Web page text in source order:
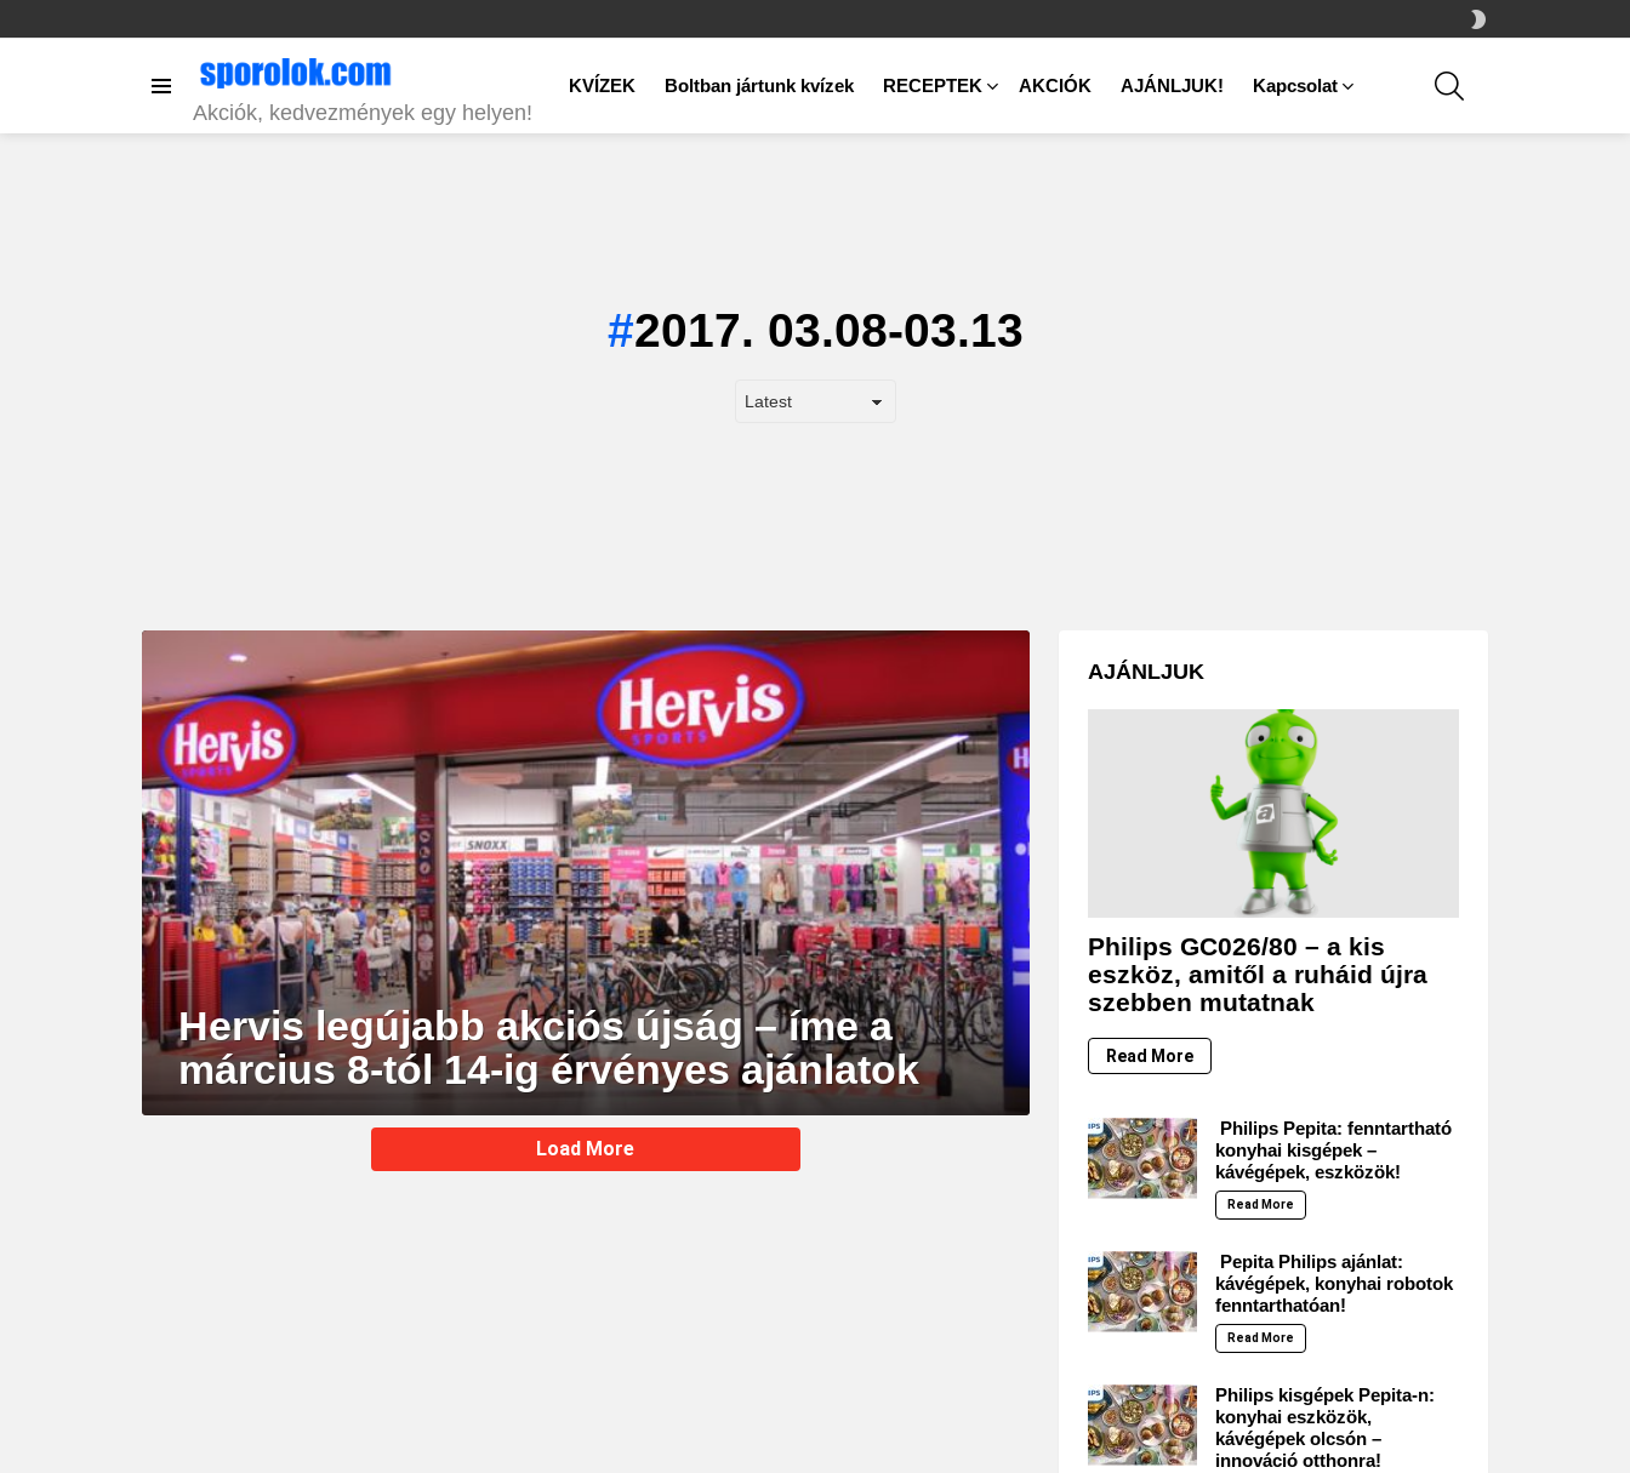
SKIN
Akciók, kedvezmények egy helyen!
KVÍZEK Boltban jártunk kvízek RECEPTEK AKCIÓK AJÁNLJUK! Kapcsolat
2017. 03.08-03.13
STORY
Hervis legújabb akciós újság – íme a
március 8-tól 14-ig érvényes ajánlatok
Load More
AJÁNLJUK
Philips GC026/80 – a kis
eszköz, amitől a ruháid újra
szebben mutatnak
Read More
Philips Pepita: fenntartható
konyhai kisgépek –
kávégépek, eszközök!
Read More
Pepita Philips ajánlat:
kávégépek, konyhai robotok
fenntarthatóan!
Read More
Philips kisgépek Pepita-n:
konyhai eszközök,
kávégépek olcsón –
innováció otthonra!